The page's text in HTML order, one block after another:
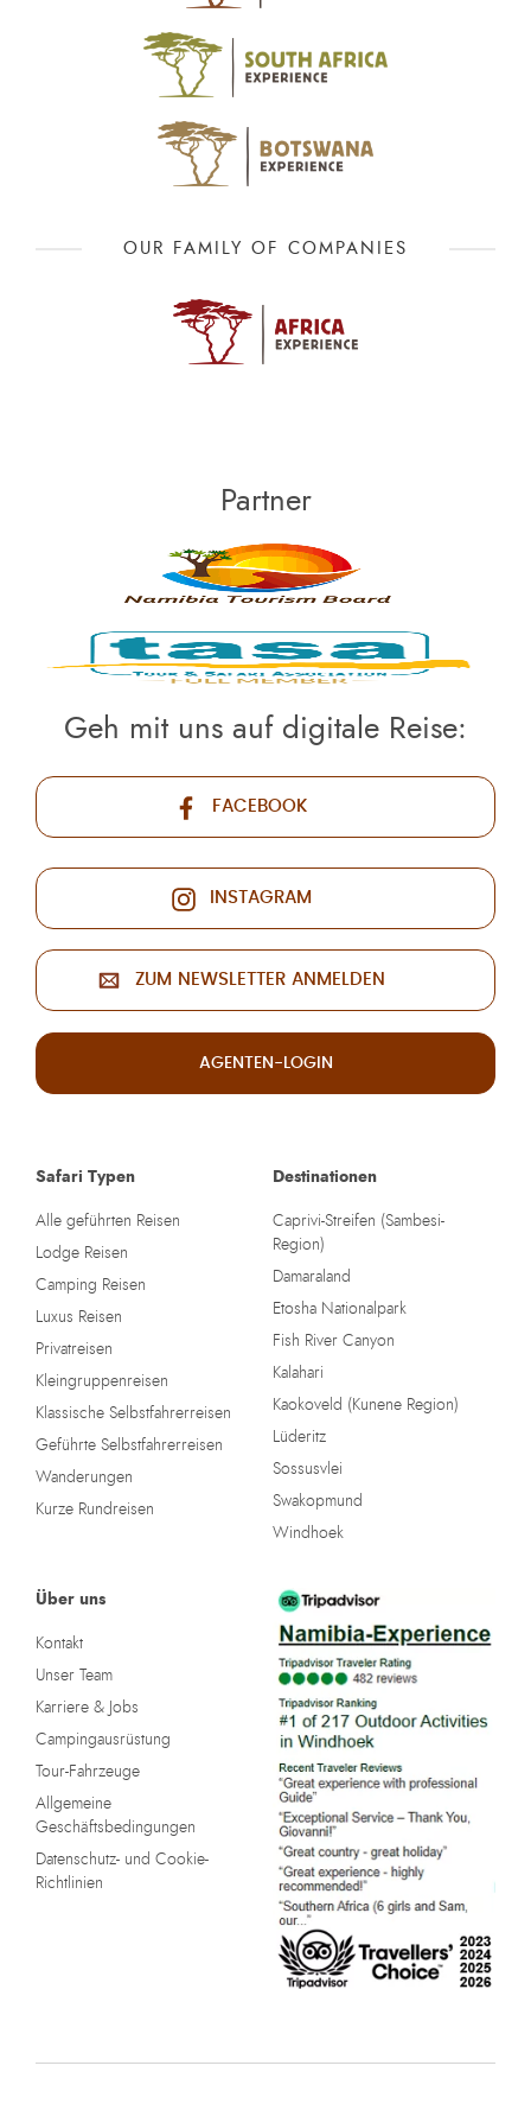
OUR FAMILY OF COMPANIES
Safari Typen
Alle geführten Reisen
Lodge Reisen
Camping Reisen
Luxus Reisen
Privatreisen
Kleingruppenreisen
Klassische Selbstfahrerreisen
Geführte Selbstfahrerreisen
Wanderungen
Kurze Rundreisen
Destinationen
Caprivi-Streifen (Sambesi-
Region)
Damaraland
Etosha Nationalpark
Fish River Canyon
Kalahari
Kaokoveld (Kunene Region)
Lüderitz
Sossusvlei
Swakopmund
Windhoek
Über uns
Kontakt
Unser Team
Karriere & Jobs
Campingausrüstung
Tour-Fahrzeuge
Allgemeine
Geschäftsbedingungen
Datenschutz- und Cookie-
Richtlinien
Partner
Geh mit uns auf digitale Reise:
FACEBOOK
INSTAGRAM
ZUM NEWSLETTER ANMELDEN
AGENTEN-LOGIN